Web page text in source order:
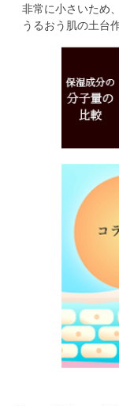
非常に小さいため
うるおう肌の土台